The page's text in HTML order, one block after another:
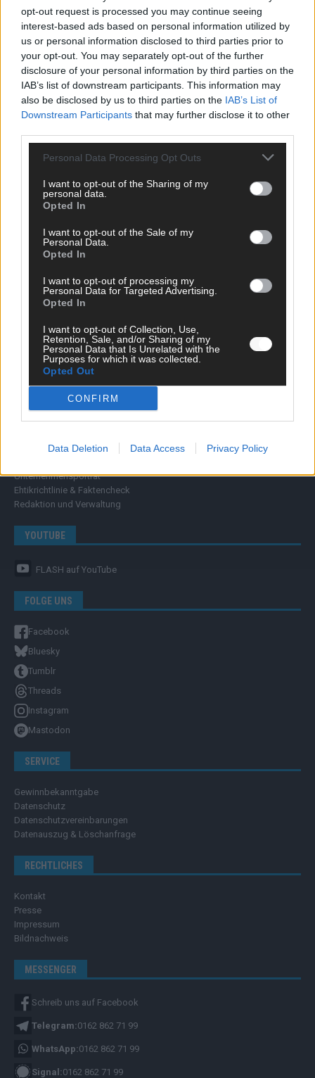
opt-out request is processed you may continue seeing
interest-based ads based on personal information utilized by
us or personal information disclosed to third parties prior to
your opt-out. You may separately opt-out of the further
disclosure of your personal information by third parties on the
IAB’s list of downstream participants. This information may
also be disclosed by us to third parties on the IAB’s List of
Downstream Participants that may further disclose it to other
Personal Data Processing Opt Outs
I want to opt-out of the Sharing of my
personal data.
Opted In
I want to opt-out of the Sale of my
Personal Data.
Opted In
I want to opt-out of processing my
Personal Data for Targeted Advertising.
Opted In
I want to opt-out of Collection, Use,
Retention, Sale, and/or Sharing of my
Personal Data that Is Unrelated with the
Purposes for which it was collected.
Opted Out
CONFIRM
Data Deletion Data Access Privacy Policy
SCHNELL ZUM RESSORT
Nachrichten
Wirtschaft
Wissen
Streams & Storys
Eurovision
FLASH – DAS VIDEOPORTAL
ÜBER UNS
Unternehmensporträt
Ehtikrichtlinie & Faktencheck
Redaktion und Verwaltung
YOUTUBE
FLASH auf YouTube
FOLGE UNS
Facebook
Bluesky
Tumblr
Threads
Instagram
Mastodon
SERVICE
Gewinnbekanntgabe
Datenschutz
Datenschutzvereinbarungen
Datenauszug & Löschanfrage
RECHTLICHES
Kontakt
Presse
Impressum
Bildnachweis
MESSENGER
Schreib uns auf Facebook
Telegram:0162 862 71 99
WhatsApp:0162 862 71 99
Signal:0162 862 71 99